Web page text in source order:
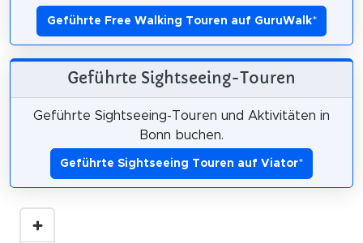
Geführte Free Walking Touren auf GuruWalk*
Geführte Sightseeing-Touren
Geführte Sightseeing-Touren und Aktivitäten in
Bonn buchen.
Geführte Sightseeing Touren auf Viator*